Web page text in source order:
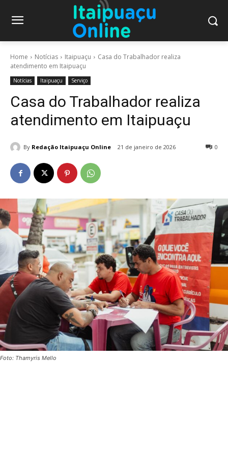
Home Notícias Itaipuaçu
Casa do Trabalhador realiza
atendimento em Itaipuaçu
Notícias Itaipuaçu Serviço
Casa do Trabalhador realiza
atendimento em Itaipuaçu
By Redação Itaipuaçu Online 21 de janeiro de 2026 0
Foto: Thamyris Mello